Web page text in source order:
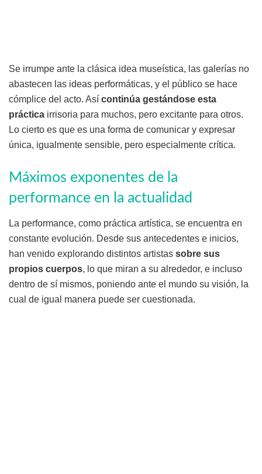
Se irrumpe ante la clásica idea museística, las galerías no
abastecen las ideas performáticas, y el público se hace
cómplice del acto. Así continúa gestándose esta
práctica irrisoria para muchos, pero excitante para otros.
Lo cierto es que es una forma de comunicar y expresar
única, igualmente sensible, pero especialmente crítica.
Máximos exponentes de la
performance en la actualidad
La performance, como práctica artística, se encuentra en
constante evolución. Desde sus antecedentes e inicios,
han venido explorando distintos artistas sobre sus
propios cuerpos, lo que miran a su alrededor, e incluso
dentro de sí mismos, poniendo ante el mundo su visión, la
cual de igual manera puede ser cuestionada.